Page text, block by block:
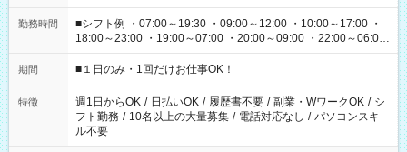
勤務時間
■シフト例 ・07:00～19:30 ・09:00～12:00 ・10:00～17:00 ・
18:00～23:00 ・19:00～07:00 ・20:00～09:00 ・22:00～06:00
etc ★最短で3時間で5,120円のお仕事から 15時間で2万円近く稼
げるお仕事も！ ご希望のお時間に合わせてご紹介！ ※シフトは
ください！
期間 ■１日のみ・1回だけお仕事OK！
特徴 週1日からOK / 日払いOK / 履歴書不要 / 副業・WワークOK / シ
フト勤務 / 10名以上の大量募集 / 電話対応なし / パソコンスキ
ル不要